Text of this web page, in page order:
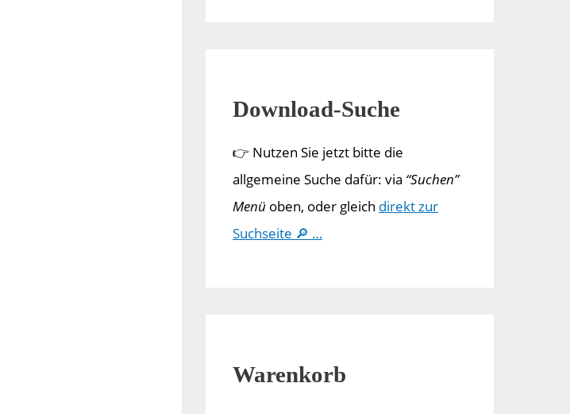
Download-Suche
👉 Nutzen Sie jetzt bitte die
allgemeine Suche dafür: via “Suchen”
Menü oben, oder gleich direkt zur
Suchseite 🔎 …
Warenkorb